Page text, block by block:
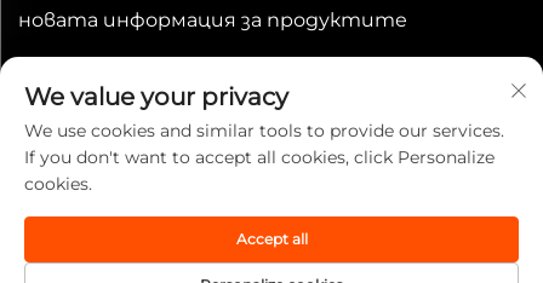
новата информация за продуктите
Copyright © 2025 China Wuxi Leeqian Int'l Co., Ltd. Всички
We value your privacy
We use cookies and similar tools to provide our services.
If you don't want to accept all cookies, click Personalize
cookies.
Accept all